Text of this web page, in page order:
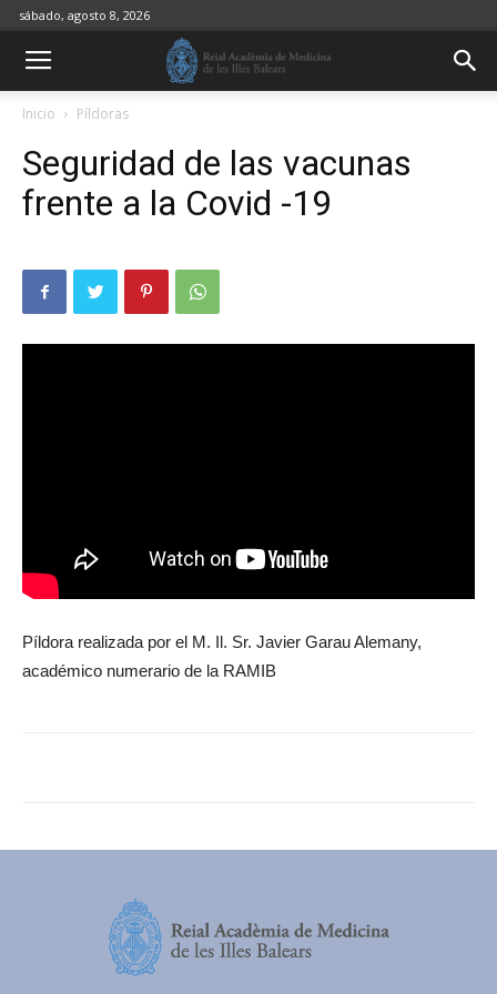
sábado, agosto 8, 2026
Inicio Píldoras
Seguridad de las vacunas
frente a la Covid -19
Píldora realizada por el M. Il. Sr. Javier Garau Alemany,
académico numerario de la RAMIB